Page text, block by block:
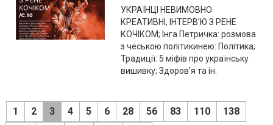
УКРАЇНЦІ НЕВИМОВНО
КРЕАТИВНІ, ІНТЕРВ’Ю З РЕНЕ
КОЧІКОМ; Інга Петричка: розмова
з чеською політикинею: Політика;
Традиції: 5 міфів про українську
вишивку; Здоров'я та ін.
1 2 3 4 5 6 28 56 83 110
138